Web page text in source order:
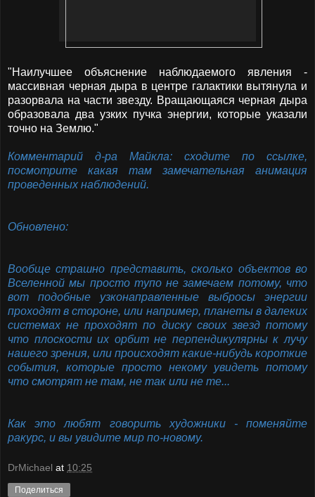
"Наилучшее объяснение наблюдаемого явления -
массивная черная дыра в центре галактики вытянула и
разорвала на части звезду. Вращающаяся черная дыра
образовала два узких пучка энергии, которые указали
точно на Землю."
Комментарий д-ра Майкла: сходите по ссылке,
посмотрите какая там замечательная анимация
проведенных наблюдений.
Обновлено:
Вообще страшно представить, сколько объектов во
Вселенной мы просто тупо не замечаем потому, что
вот подобные узконаправленные выбросы энергии
проходят в стороне, или например, планеты в далеких
системах не проходят по диску своих звезд потому
что плоскости их орбит не перпендикулярны к лучу
нашего зрения, или происходят какие-нибудь короткие
события, которые просто некому увидеть потому
что смотрят не там, не так или не те...
Как это любят говорить художники - поменяйте
ракурс, и вы увидите мир по-новому.
DrMichael at 10:25
Поделиться